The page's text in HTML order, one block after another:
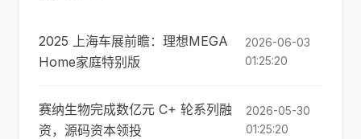
2025 上海车展前瞻：理想MEGA
Home家庭特别版
2026-06-03
01:25:20
赛纳生物完成数亿元 C+ 轮系列融
资，源码资本领投
2026-05-30
01:25:20